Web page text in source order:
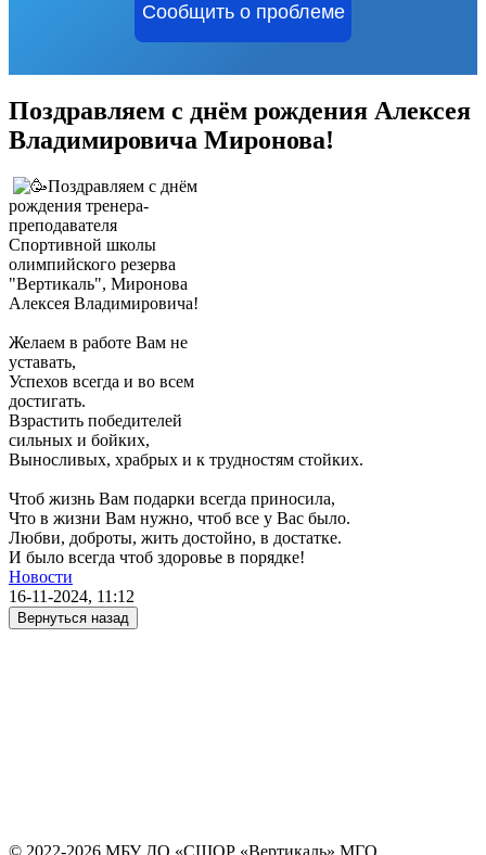
Сообщить о проблеме
Поздравляем с днём рождения Алексея
Владимировича Миронова!
Поздравляем с днём
рождения тренера-
преподавателя
Спортивной школы
олимпийского резерва
"Вертикаль", Миронова
Алексея Владимировича!
Желаем в работе Вам не
уставать,
Успехов всегда и во всем
достигать.
Взрастить победителей
сильных и бойких,
Выносливых, храбрых и к трудностям стойких.
Чтоб жизнь Вам подарки всегда приносила,
Что в жизни Вам нужно, чтоб все у Вас было.
Любви, доброты, жить достойно, в достатке.
И было всегда чтоб здоровье в порядке!
Новости
16-11-2024, 11:12
Вернуться назад